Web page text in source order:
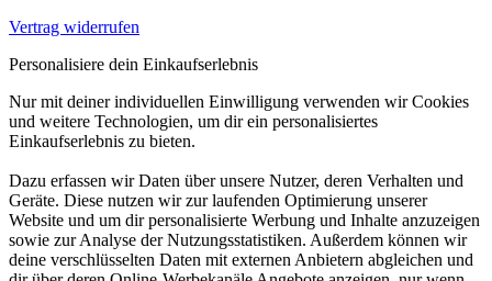
Vertrag widerrufen
Personalisiere dein Einkaufserlebnis
Nur mit deiner individuellen Einwilligung verwenden wir Cookies
und weitere Technologien, um dir ein personalisiertes
Einkaufserlebnis zu bieten.
Dazu erfassen wir Daten über unsere Nutzer, deren Verhalten und
Geräte. Diese nutzen wir zur laufenden Optimierung unserer
Website und um dir personalisierte Werbung und Inhalte anzuzeigen
sowie zur Analyse der Nutzungsstatistiken. Außerdem können wir
deine verschlüsselten Daten mit externen Anbietern abgleichen und